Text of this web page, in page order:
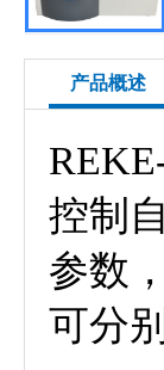
产品概述
控制
参数
可分